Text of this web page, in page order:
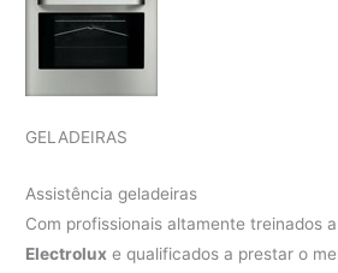
GELADEIRAS
Assistência geladeiras
Com profissionais altamente treinados
Electrolux e qualificados a prestar o